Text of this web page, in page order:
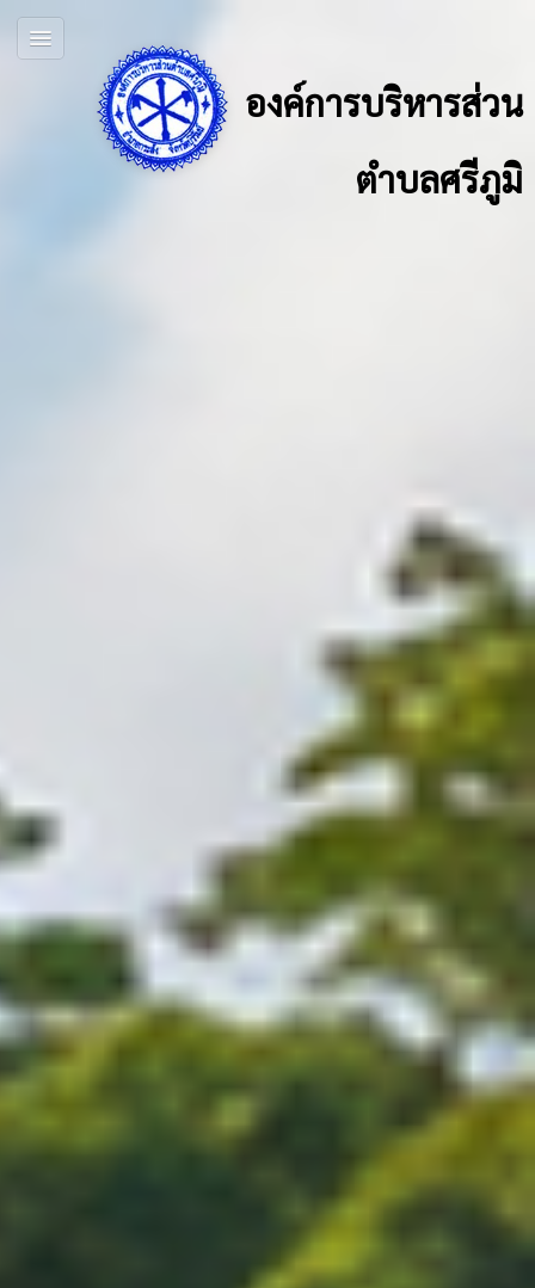
องค์การบริหารส่วน
ตำบลศรีภูมิ